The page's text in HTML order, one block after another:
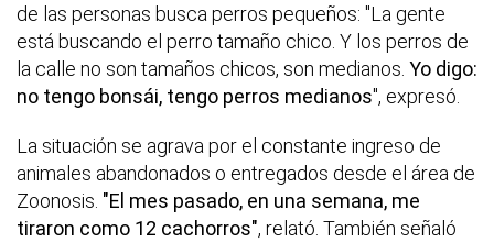
de las personas busca perros pequeños: "La gente
está buscando el perro tamaño chico. Y los perros de
la calle no son tamaños chicos, son medianos. Yo digo:
no tengo bonsái, tengo perros medianos", expresó.
La situación se agrava por el constante ingreso de
animales abandonados o entregados desde el área de
Zoonosis. "El mes pasado, en una semana, me
tiraron como 12 cachorros", relató. También señaló